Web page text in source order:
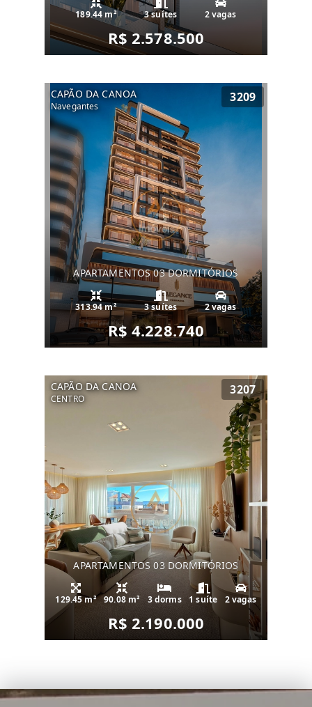
189.44 m² 3 suítes 2 vagas
R$ 2.578.500
CAPÃO DA CANOA
Navegantes
3209
APARTAMENTOS 03 DORMITÓRIOS
313.94 m² 3 suítes 2 vagas
R$ 4.228.740
CAPÃO DA CANOA
CENTRO
3207
APARTAMENTOS 03 DORMITÓRIOS
129.45 m² 90.08 m² 3 dorms 1 suíte 2 vagas
R$ 2.190.000